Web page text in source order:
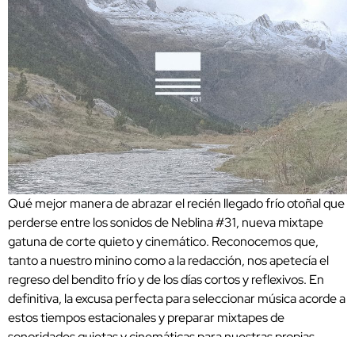
Qué mejor manera de abrazar el recién llegado frío otoñal que
perderse entre los sonidos de Neblina #31, nueva mixtape
gatuna de corte quieto y cinemático. Reconocemos que,
tanto a nuestro minino como a la redacción, nos apetecía el
regreso del bendito frío y de los días cortos y reflexivos. En
definitiva, la excusa perfecta para seleccionar música acorde a
estos tiempos estacionales y preparar mixtapes de